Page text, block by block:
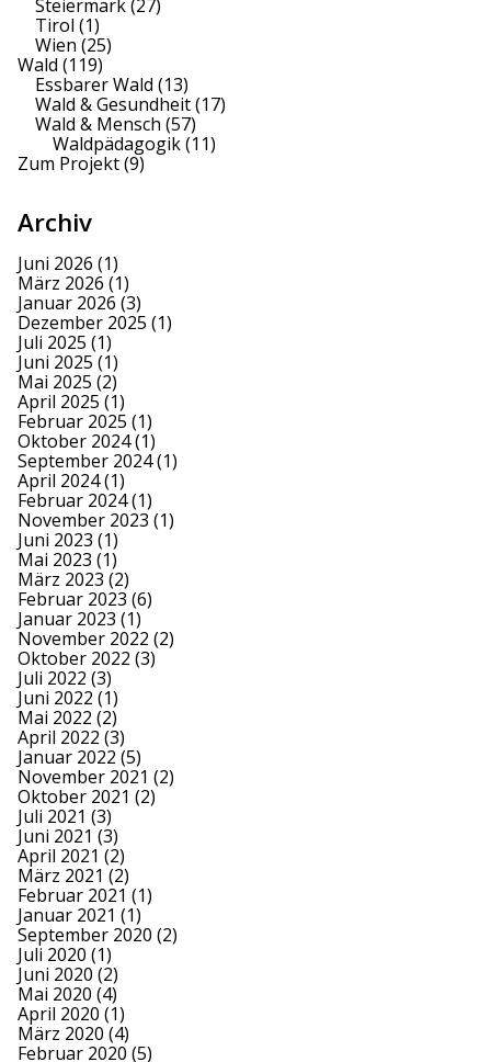
Steiermark(27)
Tirol (1)
Wien (25)
Wald (119)
Essbarer Wald (13)
Wald & Gesundheit(17)
Wald & Mensch (57)
Waldpädagogik(11)
Zum Projekt(9)
Archiv
Juni 2026 (1)
März 2026 (1)
Januar 2026 (3)
Dezember 2025 (1)
Juli 2025 (1)
Juni 2025 (1)
Mai 2025 (2)
April 2025 (1)
Februar 2025 (1)
Oktober 2024(1)
September 2024(1)
April 2024(1)
Februar 2024(1)
November 2023 (1)
Juni 2023 (1)
Mai 2023 (1)
März 2023 (2)
Februar 2023 (6)
Januar 2023 (1)
November 2022 (2)
Oktober 2022 (3)
Juli 2022 (3)
Juni 2022 (1)
Mai 2022 (2)
April 2022 (3)
Januar 2022 (5)
November 2021 (2)
Oktober 2021 (2)
Juli 2021 (3)
Juni 2021 (3)
April 2021 (2)
März 2021 (2)
Februar 2021 (1)
Januar 2021 (1)
September 2020 (2)
Juli 2020 (1)
Juni 2020 (2)
Mai 2020 (4)
April 2020 (1)
März 2020 (4)
Februar 2020 (5)